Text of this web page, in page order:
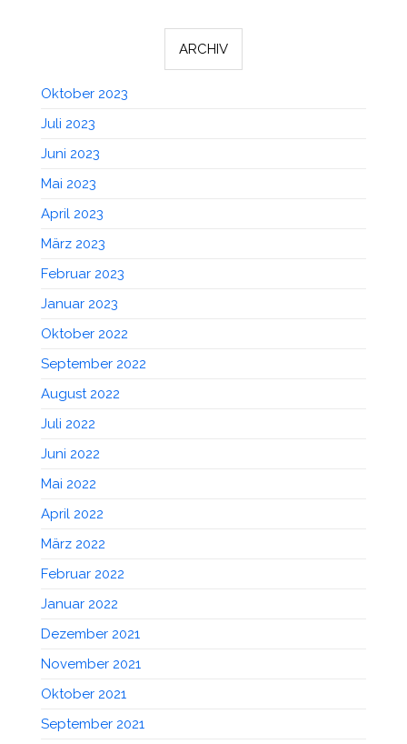
ARCHIV
Oktober 2023
Juli 2023
Juni 2023
Mai 2023
April 2023
März 2023
Februar 2023
Januar 2023
Oktober 2022
September 2022
August 2022
Juli 2022
Juni 2022
Mai 2022
April 2022
März 2022
Februar 2022
Januar 2022
Dezember 2021
November 2021
Oktober 2021
September 2021